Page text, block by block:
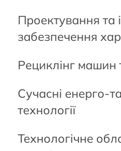
Проектування та
забезпечення
Рециклінг машин
Сучасні енерго-
технології
Технологічне